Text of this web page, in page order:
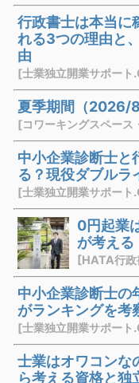
行政書士は本当に
れる3つの理由と
由
[士業独立開業サポー
夏季期間（2026/
[コワーキングスペー
中小企業診断士と
る？現役ダブルラ
[士業独立開業サポー
0円起業
が考える
中小企業診断士の
がランキングを考
[士業独立開業サポー
士業はオワコンな
ら考える資格と独